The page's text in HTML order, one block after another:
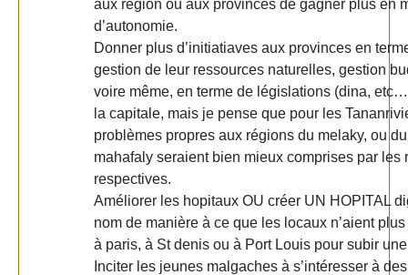
aux région ou aux provinces de gagner plus en
d’autonomie.
Donner plus d’initiatiaves aux provinces en
gestion de leur ressources naturelles, gestion
voire même, en terme de législations (dina,
la capitale, mais je pense que pour les
problèmes propres aux régions du melaky, ou
mahafaly seraient bien mieux comprises par les
respectives.
Améliorer les hopitaux OU créer UN HOPITAL
nom de manière à ce que les locaux n’aient
à paris, à St denis ou à Port Louis pour subir
Inciter les jeunes malgaches à s’intéresser à